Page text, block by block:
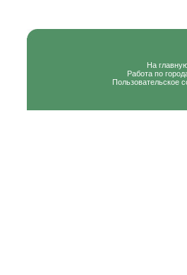
На
Работа по
Пользовательское